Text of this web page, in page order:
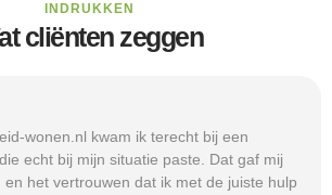
INDRUKKEN
cliënten zeggen
wonen.nl kwam ik terecht bij een
echt bij mijn situatie paste. Dat gaf mij
en het vertrouwen dat ik met de juiste hulp